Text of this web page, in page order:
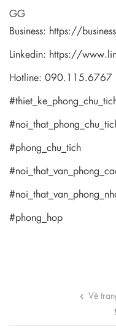
GG
Business: https://
Linkedin: https://
Hotline: 090.115.6767
#phong_chu_tich
#phong_hop
Về